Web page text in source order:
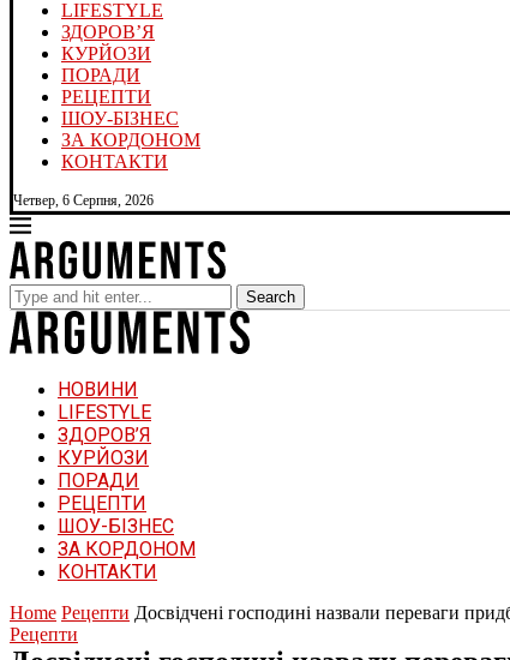
LIFESTYLE
ЗДОРОВ’Я
КУРЙОЗИ
ПОРАДИ
РЕЦЕПТИ
ШОУ-БІЗНЕС
ЗА КОРДОНОМ
КОНТАКТИ
Четвер, 6 Серпня, 2026
Search
НОВИНИ
LIFESTYLE
ЗДОРОВ’Я
КУРЙОЗИ
ПОРАДИ
РЕЦЕПТИ
ШОУ-БІЗНЕС
ЗА КОРДОНОМ
КОНТАКТИ
Home Рецепти Досвідчені господині назвали переваги
Рецепти